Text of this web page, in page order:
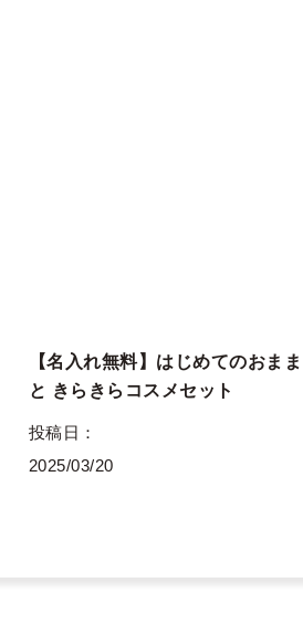
【名入れ無料】はじめてのおま
と きらきらコスメセット
投稿日
2025/03/20